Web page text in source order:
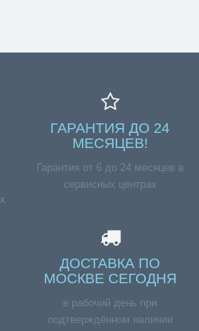
ГАРАНТИЯ ДО 24
МЕСЯЦЕВ!
Гарантия от 6 до 24 месяцев в
сервисных центрах
ДОСТАВКА ПО
МОСКВЕ СЕГОДНЯ
в рабочий день при
подтверждённом наличии